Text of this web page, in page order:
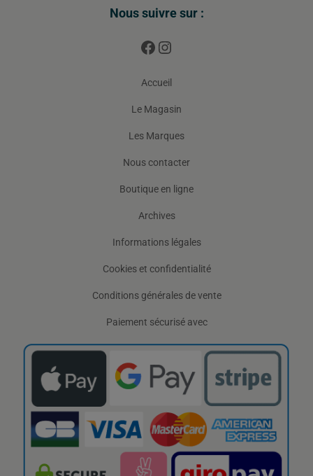
Nous suivre sur :
Accueil
Le Magasin
Les Marques
Nous contacter
Boutique en ligne
Archives
Informations légales
Cookies et confidentialité
Conditions générales de vente
Paiement sécurisé avec